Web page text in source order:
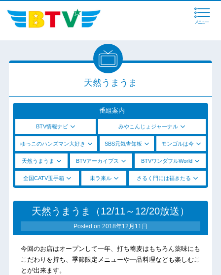
メニュー
天然うまうま
番組案内
BTV情報ナビ みやこんじょジャーナル
ゆっこのハンズマン大好き SBS元気告知板 モンゴルは今
天然うまうま BTVアーカイブス BTVワンダフルWorld
全国CATV玉手箱 未ラ来ル さるく門には福きたる
天然うまうま（12/11～12/20放送）
Posted on 2018年12月11日
今回のお店はオープンして一年、打ち蕎麦はもちろん薬味にも
こだわりを持ち、季節限定メニューや一品料理なども楽しむこ
とが出来ます。